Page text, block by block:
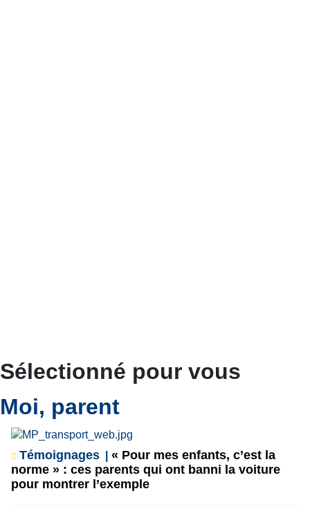
Sélectionné pour vous
Moi, parent
Témoignages
« Pour mes enfants, c’est la
norme » : ces parents qui ont banni la voiture
pour montrer l’exemple